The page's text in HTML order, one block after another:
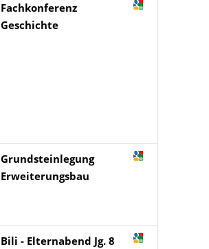
Fachkonferenz
Geschichte
Grundsteinlegung
Erweiterungsbau
Bili - Elternabend Jg. 8